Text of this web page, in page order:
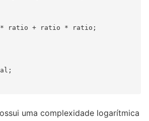
ratio + ratio * ratio;
uma complexidade logarítmica